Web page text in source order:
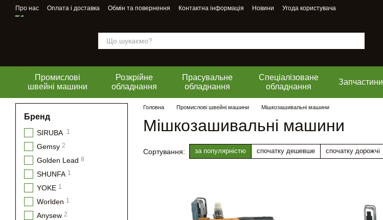
Перейти до основного контенту
Про нас Оплата і доставка Обмін та повернення Контактна інформація Новини Угода користувача
Промислові
швейні машини
Розкрійне
обладнання
Прасувальне
обладнання
Спеціалізоване
обладнання
Запчастини
Головна Промислові швейні машини Мішкозашивальні машини
Мішкозашивальні машини
Сортування: за популярністю спочатку дешевше спочатку дорожчі
Бренд
SIRUBA 1
Gemsy 2
Golden Lead 8
SHUNFA 1
YOKE 1
Worlden 1
Anysew 2